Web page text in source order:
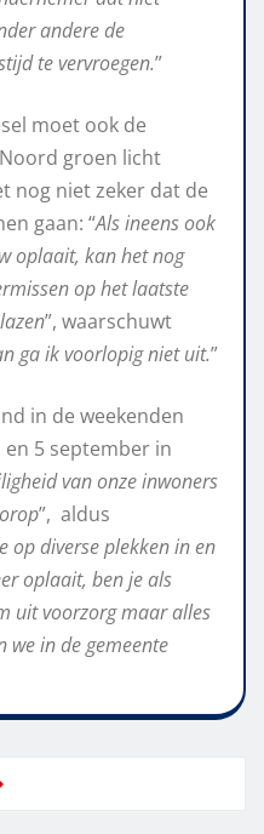
andere de
te vervroegen.”
moet ook de
groen licht
nog niet zeker dat de
gaan: “Als ineens ook
oplaait, kan het nog
op het laatste
”, waarschuwt
ga ik voorlopig niet uit.”
in de weekenden
en 5 september in
van onze inwoners
”, aldus
op diverse plekken in en
oplaait, ben je als
uit voorzorg maar alles
we in de gemeente